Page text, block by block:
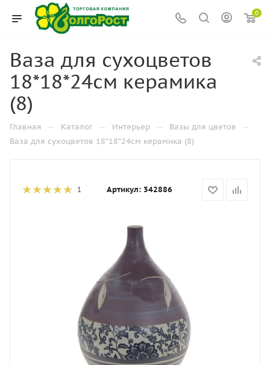
0
Ваза для сухоцветов
18*18*24см керамика
(8)
Главная — Каталог — Интерьер — Вазы для цветов —
Ваза для сухоцветов 18*18*24см керамика (8)
1 Артикул: 342886